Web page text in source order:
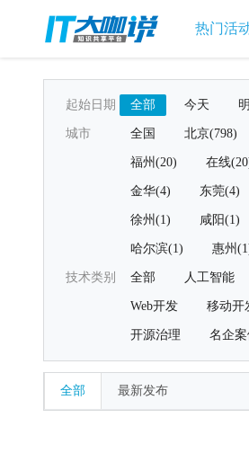
热门活
起始日期 全部 今天
城市 全国 北京(798)
福州(20) 在线
金华(4) 东莞(4)
徐州(1) 咸阳(1)
哈尔滨(1) 惠州
技术类别 全部 人工智能
Web开发 移动开
开源治理 名企案
全部 最新发布